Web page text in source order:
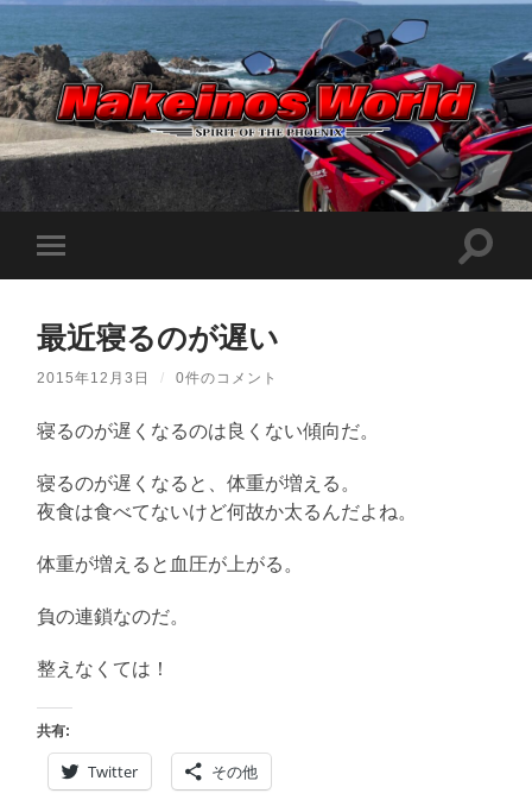
Nakeinos
world
ノ
ー
ル
|
や
ら
記
を
適
書
く
バ
ル
メ
ニ
ュ
切
替
え
る
検
最近寝るのが遅い
2015年12月3日 / 0件のコメント
寝るのが遅くなるのは良くない傾向だ。
寝るのが遅くなると、体重が増える。
夜食は食べてないけど何故か太るんだよね。
体重が増えると血圧が上がる。
負の連鎖なのだ。
整えなくては！
共有:
Twitter その他